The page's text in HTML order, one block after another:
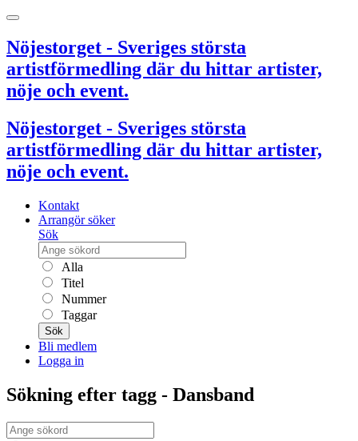
Nöjestorget - Sveriges största
artistförmedling där du hittar artister,
nöje och event.
Nöjestorget - Sveriges största
artistförmedling där du hittar artister,
nöje och event.
Kontakt
Arrangör söker
Sök
Alla
Titel
Nummer
Taggar
Sök
Bli medlem
Logga in
Sökning efter tagg - Dansband